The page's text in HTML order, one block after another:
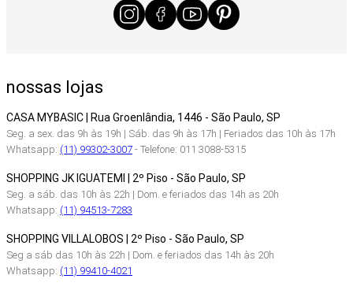
nossas lojas
CASA MYBASIC | Rua Groenlândia, 1446 - São Paulo, SP
Seg. a sex. das 9h às 19h | Sáb. das 9h às 17h | Feriados das 10h às 17h
Whatsapp: (11) 99302-3007- Telefone: 011 3088-5315
SHOPPING JK IGUATEMI | 2º Piso - São Paulo, SP
Seg. a sáb. das 10h às 22h | Dom. e feriados das 14h as 20h
Whatsapp: (11) 94513-7283
SHOPPING VILLALOBOS | 2º Piso - São Paulo, SP
Seg a sáb das 10h às 22h | Dom. e feriados das 14h às 20h
Whatsapp: (11) 99410-4021